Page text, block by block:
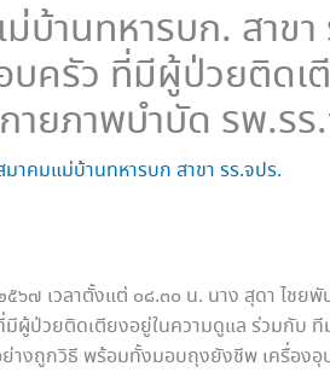
บ้านทหารบก. สาข
บครัว ที่มีผู้ป่วยติด
ายภาพบำบัด รพ.รร
มาคมแม่บ้านทหารบก สาขา รร.จปร.
๖๗ เวลาตั้งแต่ ๐๘.๓๐ น. นาง สุดา ไชย
ผู้ป่วยติดเตียงอยู่ในความดูแล ร่วมกับ
างถูกวิธี พร้อมทั้งมอบถุงยังชีพ เครื่อง